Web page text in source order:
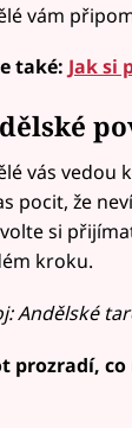
vám
také: Jak si
vás vedou
pocit, že
si
kroku.
Andělské
prozradí,